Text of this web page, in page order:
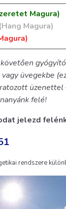
Magura)
Magura)
üvegekbe
felé!
jelezd
rendszere